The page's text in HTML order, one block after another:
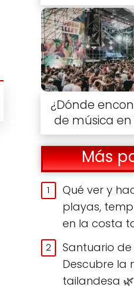
¿Dónde
de música en
Más
Qué ver y
playas,
en la costa
Santuario de
Descubre la
tailandesa 🌿